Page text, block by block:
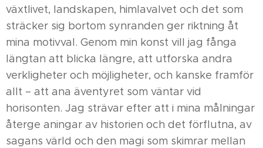
växtlivet, landskapen, himlavalvet och det som
sträcker sig bortom synranden ger riktning åt
mina motivval. Genom min konst vill jag fånga
längtan att blicka längre, att utforska andra
verkligheter och möjligheter, och kanske framför
allt – att ana äventyret som väntar vid
horisonten. Jag strävar efter att i mina målningar
återge aningar av historien och det förflutna, av
sagans värld och den magi som skimrar mellan